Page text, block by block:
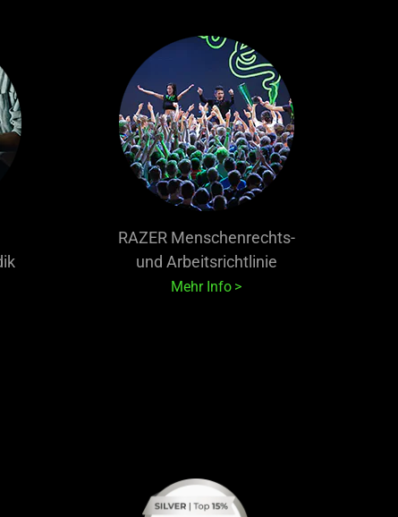
RAZER Menschenrechts-
und Arbeitsrichtlinie
Mehr Info